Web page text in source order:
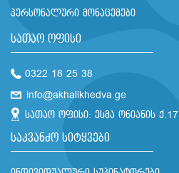
პერსონალური მონაცემები
სათაო ოფისი
0322 18 25 38
info@akhalikhedva.ge
სათაო ოფისი: ესმა ონიანის ქ.17
საკვანძო სიტყვები